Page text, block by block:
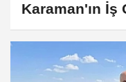
Karaman'ın İş